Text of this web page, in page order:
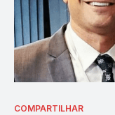
COMPARTILHAR